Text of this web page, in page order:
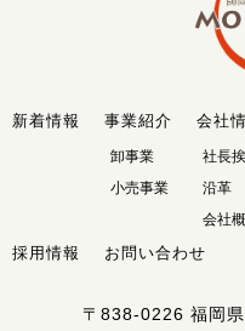
新着情報 事業紹介
卸事業
小売事業
会社
社長
沿革
会社
採用情報 お問い合わせ
〒838-0226福岡